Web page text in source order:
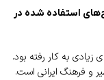
استفاده شده در
به کار رفته بود.
و فرهنگ ایرانی است.